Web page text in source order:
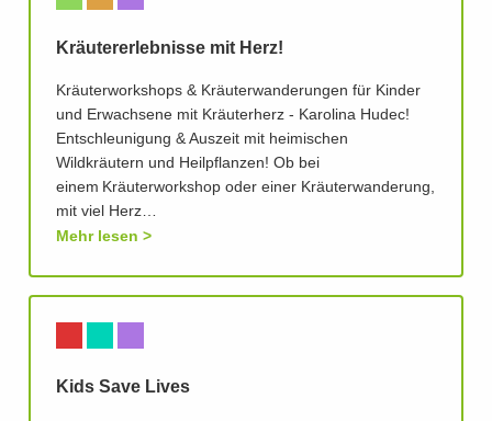
Kräutererlebnisse mit Herz!
Kräuterworkshops & Kräuterwanderungen für Kinder
und Erwachsene mit Kräuterherz - Karolina Hudec!
Entschleunigung & Auszeit mit heimischen
Wildkräutern und Heilpflanzen! Ob bei
einem Kräuterworkshop oder einer Kräuterwanderung,
mit viel Herz…
Mehr lesen
Kids Save Lives